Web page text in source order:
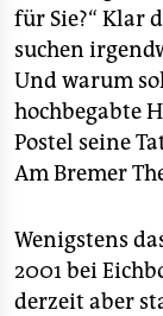
shop
fragen & hilfe
unterstützen
abo
epaper login
für Sie?“ Klar
suchen
Und warum
hochbegabte
Postel seine
Am Bremer
Wenigstens
2001 bei
derzeit aber